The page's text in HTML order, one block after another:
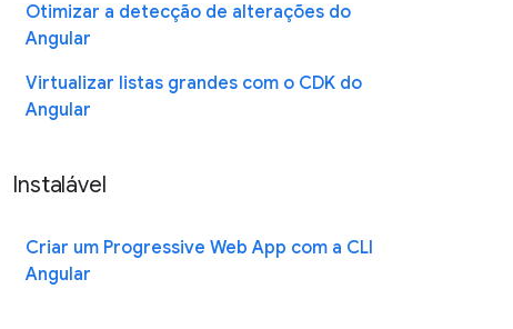
Otimizar a detecção de alterações do
Angular
Virtualizar listas grandes com o CDK do
Angular
Instalável
Criar um Progressive Web App com a CLI
Angular